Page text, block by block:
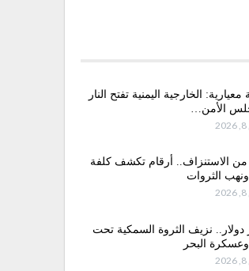
معيارية: الخارجية اليمنية تفتح النار
الأمن…
من الاستنزاف.. أرقام تكشف كلفة
ونهب الثروات
دولار.. نزيف الثروة السمكية تحت
وعسكرة البحر